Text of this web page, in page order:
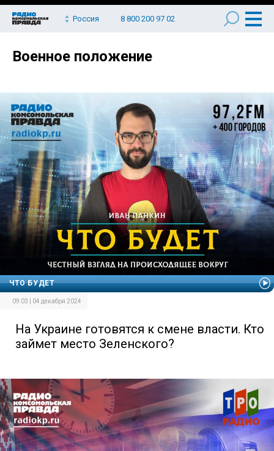
Россия 8 800 200 97 02
Военное положение
ЧТО БУДЕТ
09:03 | 04 декабря 2024
На Украине готовятся к смене власти. Кто
займет место Зеленского?